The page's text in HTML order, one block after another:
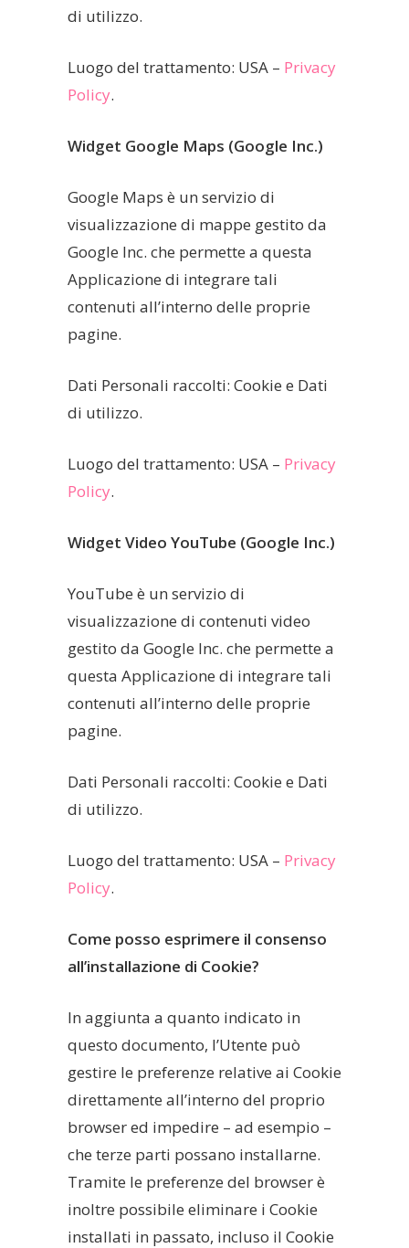
di utilizzo.
Luogo del trattamento: USA – Privacy
Policy.
Widget Google Maps (Google Inc.)
Google Maps è un servizio di
visualizzazione di mappe gestito da
Google Inc. che permette a questa
Applicazione di integrare tali
contenuti all’interno delle proprie
pagine.
Dati Personali raccolti: Cookie e Dati
di utilizzo.
Luogo del trattamento: USA – Privacy
Policy.
Widget Video YouTube (Google Inc.)
YouTube è un servizio di
visualizzazione di contenuti video
gestito da Google Inc. che permette a
questa Applicazione di integrare tali
contenuti all’interno delle proprie
pagine.
Dati Personali raccolti: Cookie e Dati
di utilizzo.
Luogo del trattamento: USA – Privacy
Policy.
Come posso esprimere il consenso
all’installazione di Cookie?
In aggiunta a quanto indicato in
questo documento, l’Utente può
gestire le preferenze relative ai Cookie
direttamente all’interno del proprio
browser ed impedire – ad esempio –
che terze parti possano installarne.
Tramite le preferenze del browser è
inoltre possibile eliminare i Cookie
installati in passato, incluso il Cookie